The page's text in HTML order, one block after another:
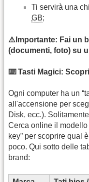
Ti servirà una
GB;
⚠️Importante: Fai un
(documenti, foto) su
⌨️ Tasti Magici:
Ogni computer ha un
all'accensione per
Disk, ecc.).
Cerca online il modello
key” per scoprire qual
poco. Qui sotto delle
brand: